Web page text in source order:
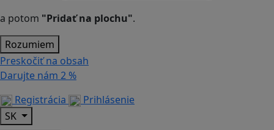
a potom "Pridať na plochu".
Rozumiem
Preskočiť na obsah
Darujte nám 2 %
Registrácia
Prihlásenie
SK